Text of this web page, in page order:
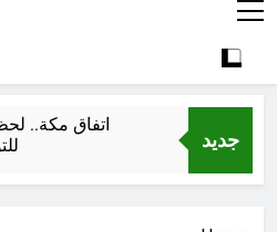
جديد
اتفاق مكة..